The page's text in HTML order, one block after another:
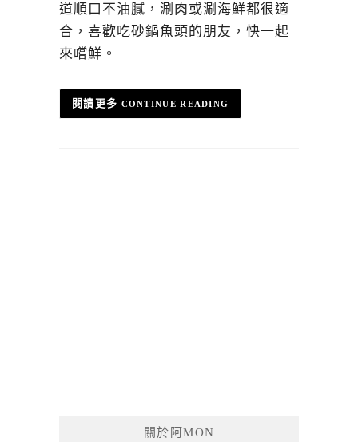
道順口不油膩，涮肉或涮海鮮都很適
合，喜歡吃砂鍋魚頭的朋友，快一起
來嚐鮮。
CONTINUE READING
關於阿MON